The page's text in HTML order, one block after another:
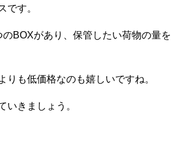
です。
BOXがあり、保管したい荷物の量を
も低価格なのも嬉しいですね。
いきましょう。